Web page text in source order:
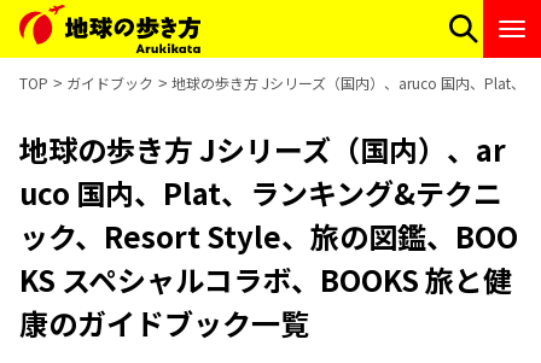
TOP ガイドブック 地球の歩き方 Jシリーズ（国内）、aruco 国内、Plat、
地球の歩き方 Jシリーズ（国内）、ar
uco 国内、Plat、ランキング&テクニ
ック、Resort Style、旅の図鑑、BOO
KS スペシャルコラボ、BOOKS 旅と健
康のガイドブック一覧